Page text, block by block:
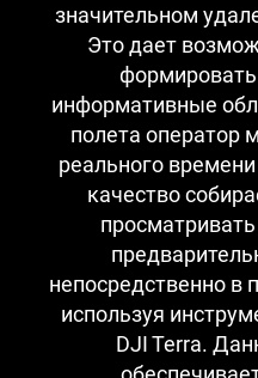
значительном
Это дает
информативные
полета оператор
реального
качество
непосредственно в
используя
DJI Terra.